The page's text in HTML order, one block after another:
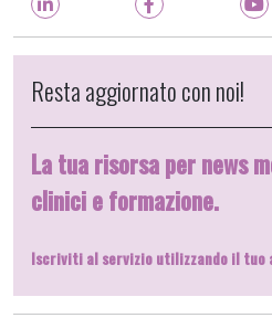
Resta aggiornato con noi!
La tua risorsa per news
clinici e formazione.
Iscriviti al servizio utilizzando il tuo